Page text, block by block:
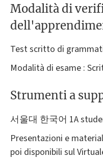
Modalità di
Test scritto di
Modalità di esame :
Strumenti a
서울대 한국어 1A
Presentazioni e
poi disponibili sul